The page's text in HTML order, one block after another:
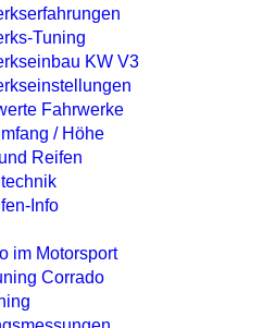
Tuning
KW V3
Fahrwerke
/ Höhe
Reifen
Info
im Motorsport
Corrado